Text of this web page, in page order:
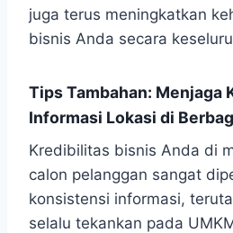
juga terus meningkatkan
bisnis Anda secara
Tips Tambahan: Menjaga
Informasi Lokasi di
Kredibilitas bisnis Anda di
calon pelanggan sangat
konsistensi informasi,
selalu tekankan pada